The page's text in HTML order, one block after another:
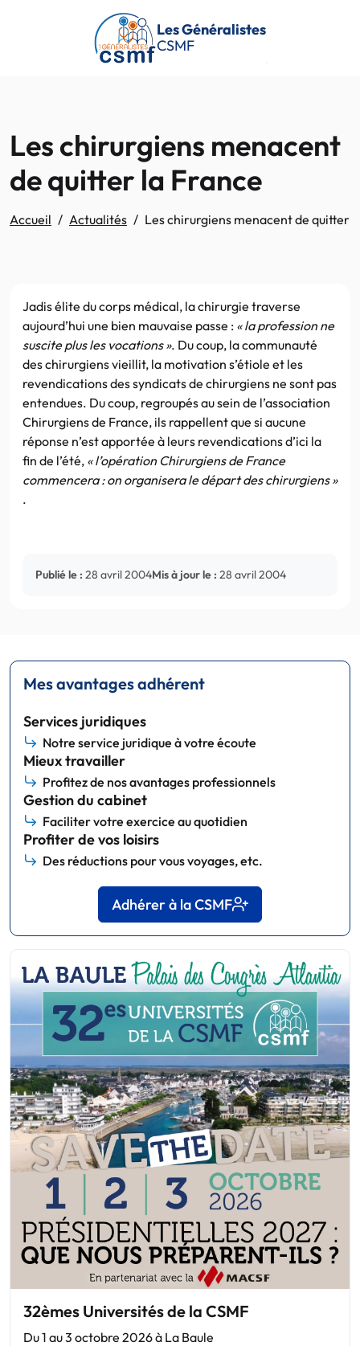
Passer au contenu principal
Les Généralistes
CSMF
Les chirurgiens menacent
de quitter la France
Accueil Actualités Les chirurgiens menacent de quitter
Jadis élite du corps médical, la chirurgie traverse
aujourd’hui une bien mauvaise passe : « la profession ne
suscite plus les vocations ». Du coup, la communauté
des chirurgiens vieillit, la motivation s’étiole et les
revendications des syndicats de chirurgiens ne sont pas
entendues. Du coup, regroupés au sein de l’association
Chirurgiens de France, ils rappellent que si aucune
réponse n’est apportée à leurs revendications d’ici la
fin de l’été, « l’opération Chirurgiens de France
commencera : on organisera le départ des chirurgiens »
.
Publié le : 28 avril 2004Mis à jour le : 28 avril 2004
Mes avantages adhérent
Services juridiques
Notre service juridique à votre écoute
Mieux travailler
Profitez de nos avantages professionnels
Gestion du cabinet
Faciliter votre exercice au quotidien
Profiter de vos loisirs
Des réductions pour vous voyages, etc.
Adhérer à la CSMF
32èmes Universités de la CSMF
Du 1 au 3 octobre 2026 à La Baule